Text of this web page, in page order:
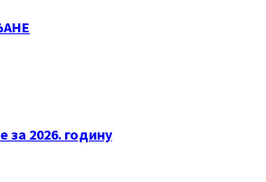
за 2026. годину